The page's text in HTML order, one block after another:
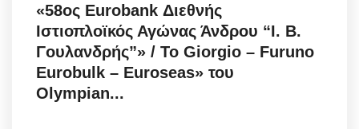
«58ος Eurobank Διεθνής
Ιστιοπλοϊκός Αγώνας Άνδρου “Ι. Β.
Γουλανδρής”» / Το Giorgio – Furuno
Eurobulk – Euroseas» του
Olympian...